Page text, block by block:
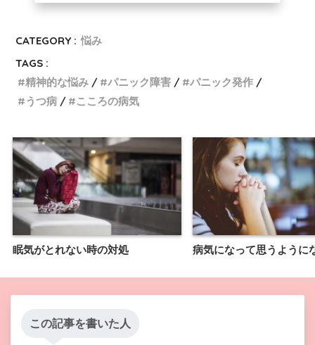
CATEGORY : 悩み
TAGS :
精神的な悩み
パニック障害
パニック発作
うつ病
こころの病気
眠気がとれない時の対処 病気になって思うように
この記事を書いた人